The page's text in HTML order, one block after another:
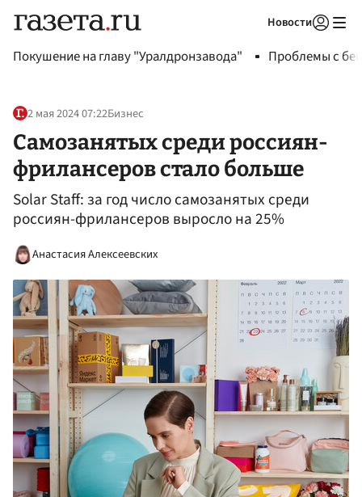
Новости
Покушение на главу "Уралдронзавода" Проблемы с
2 мая 2024 07:22Бизнес
Самозанятых среди россиян-
фрилансеров стало больше
Solar Staff: за год число самозанятых среди
россиян-фрилансеров выросло на 25%
Анастасия Алексеевских